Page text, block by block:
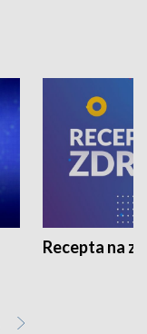
Recepta na